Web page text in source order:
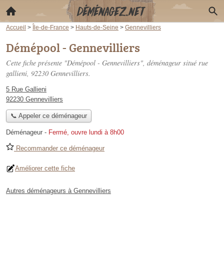
Accueil > Île-de-France > Hauts-de-Seine > Gennevilliers
Démépool - Gennevilliers
Cette fiche présente "Démépool - Gennevilliers", déménageur situé rue
gallieni, 92230 Gennevilliers.
5 Rue Gallieni
92230 Gennevilliers
📞 Appeler ce déménageur
Déménageur - Fermé, ouvre lundi à 8h00
Recommander ce déménageur
Améliorer cette fiche
Autres déménageurs à Gennevilliers